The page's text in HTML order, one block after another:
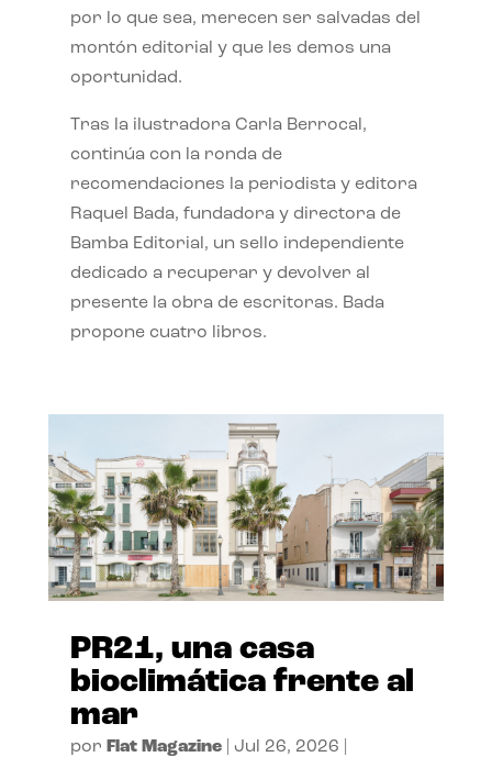
por lo que sea, merecen ser salvadas del
montón editorial y que les demos una
oportunidad.
Tras la ilustradora Carla Berrocal,
continúa con la ronda de
recomendaciones la periodista y editora
Raquel Bada, fundadora y directora de
Bamba Editorial, un sello independiente
dedicado a recuperar y devolver al
presente la obra de escritoras. Bada
propone cuatro libros.
PR21, una casa
bioclimática frente al
mar
por Flat Magazine| Jul 26, 2026